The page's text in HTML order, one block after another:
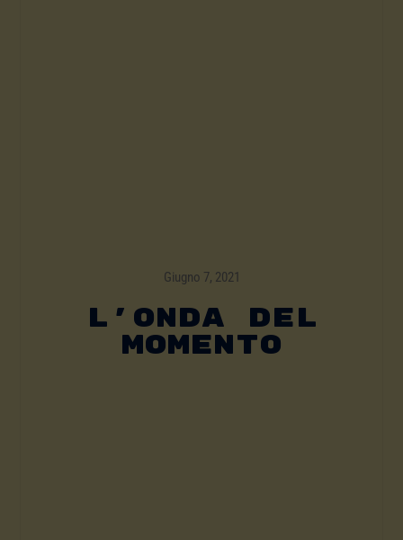
Giugno 7, 2021
L’onda Del
Momento